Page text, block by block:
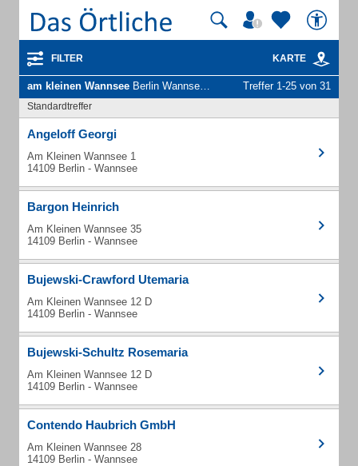
FILTER KARTE
am kleinen Wannsee Berlin Wannsee - Unternehmen und Personen Treffer 1-25 von 31
Standardtreffer
Angeloff Georgi
Am Kleinen Wannsee 1
14109 Berlin - Wannsee
Bargon Heinrich
Am Kleinen Wannsee 35
14109 Berlin - Wannsee
Bujewski-Crawford Utemaria
Am Kleinen Wannsee 12 D
14109 Berlin - Wannsee
Bujewski-Schultz Rosemaria
Am Kleinen Wannsee 12 D
14109 Berlin - Wannsee
Contendo Haubrich GmbH
Am Kleinen Wannsee 28
14109 Berlin - Wannsee